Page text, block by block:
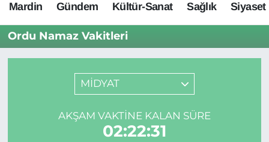
Mardin Gündem Kültür-Sanat Sağlık Siyaset
Ordu Namaz Vakitleri
MİDYAT
AKŞAM VAKTINE KALAN SÜRE
02:22:31